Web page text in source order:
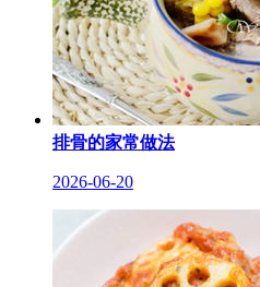
排骨的家常做法
2026-06-20